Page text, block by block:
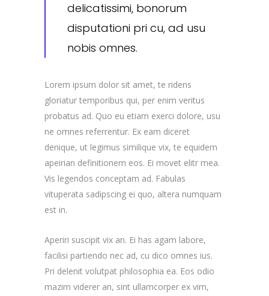
delicatissimi, bonorum
disputationi pri cu, ad usu
nobis omnes.
Lorem ipsum dolor sit amet, te ridens
gloriatur temporibus qui, per enim veritus
probatus ad. Quo eu etiam exerci dolore, usu
ne omnes referrentur. Ex eam diceret
denique, ut legimus similique vix, te equidem
apeirian definitionem eos. Ei movet elitr mea.
Vis legendos conceptam ad. Fabulas
vituperata sadipscing ei quo, altera numquam
est in.
Aperiri suscipit vix an. Ei has agam labore,
facilisi partiendo nec ad, cu dico omnes ius.
Pri delenit volutpat philosophia ea. Eos odio
mazim viderer an, sint ullamcorper ex vim,